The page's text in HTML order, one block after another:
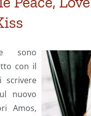
sono
con il
scrivere
nuovo
Amos,